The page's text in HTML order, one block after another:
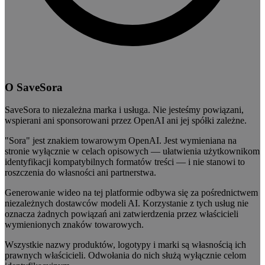
O SaveSora
SaveSora to niezależna marka i usługa. Nie jesteśmy powiązani,
wspierani ani sponsorowani przez OpenAI ani jej spółki zależne.
"Sora" jest znakiem towarowym OpenAI. Jest wymieniana na
stronie wyłącznie w celach opisowych — ułatwienia użytkownikom
identyfikacji kompatybilnych formatów treści — i nie stanowi to
roszczenia do własności ani partnerstwa.
Generowanie wideo na tej platformie odbywa się za pośrednictwem
niezależnych dostawców modeli AI. Korzystanie z tych usług nie
oznacza żadnych powiązań ani zatwierdzenia przez właścicieli
wymienionych znaków towarowych.
Wszystkie nazwy produktów, logotypy i marki są własnością ich
prawnych właścicieli. Odwołania do nich służą wyłącznie celom